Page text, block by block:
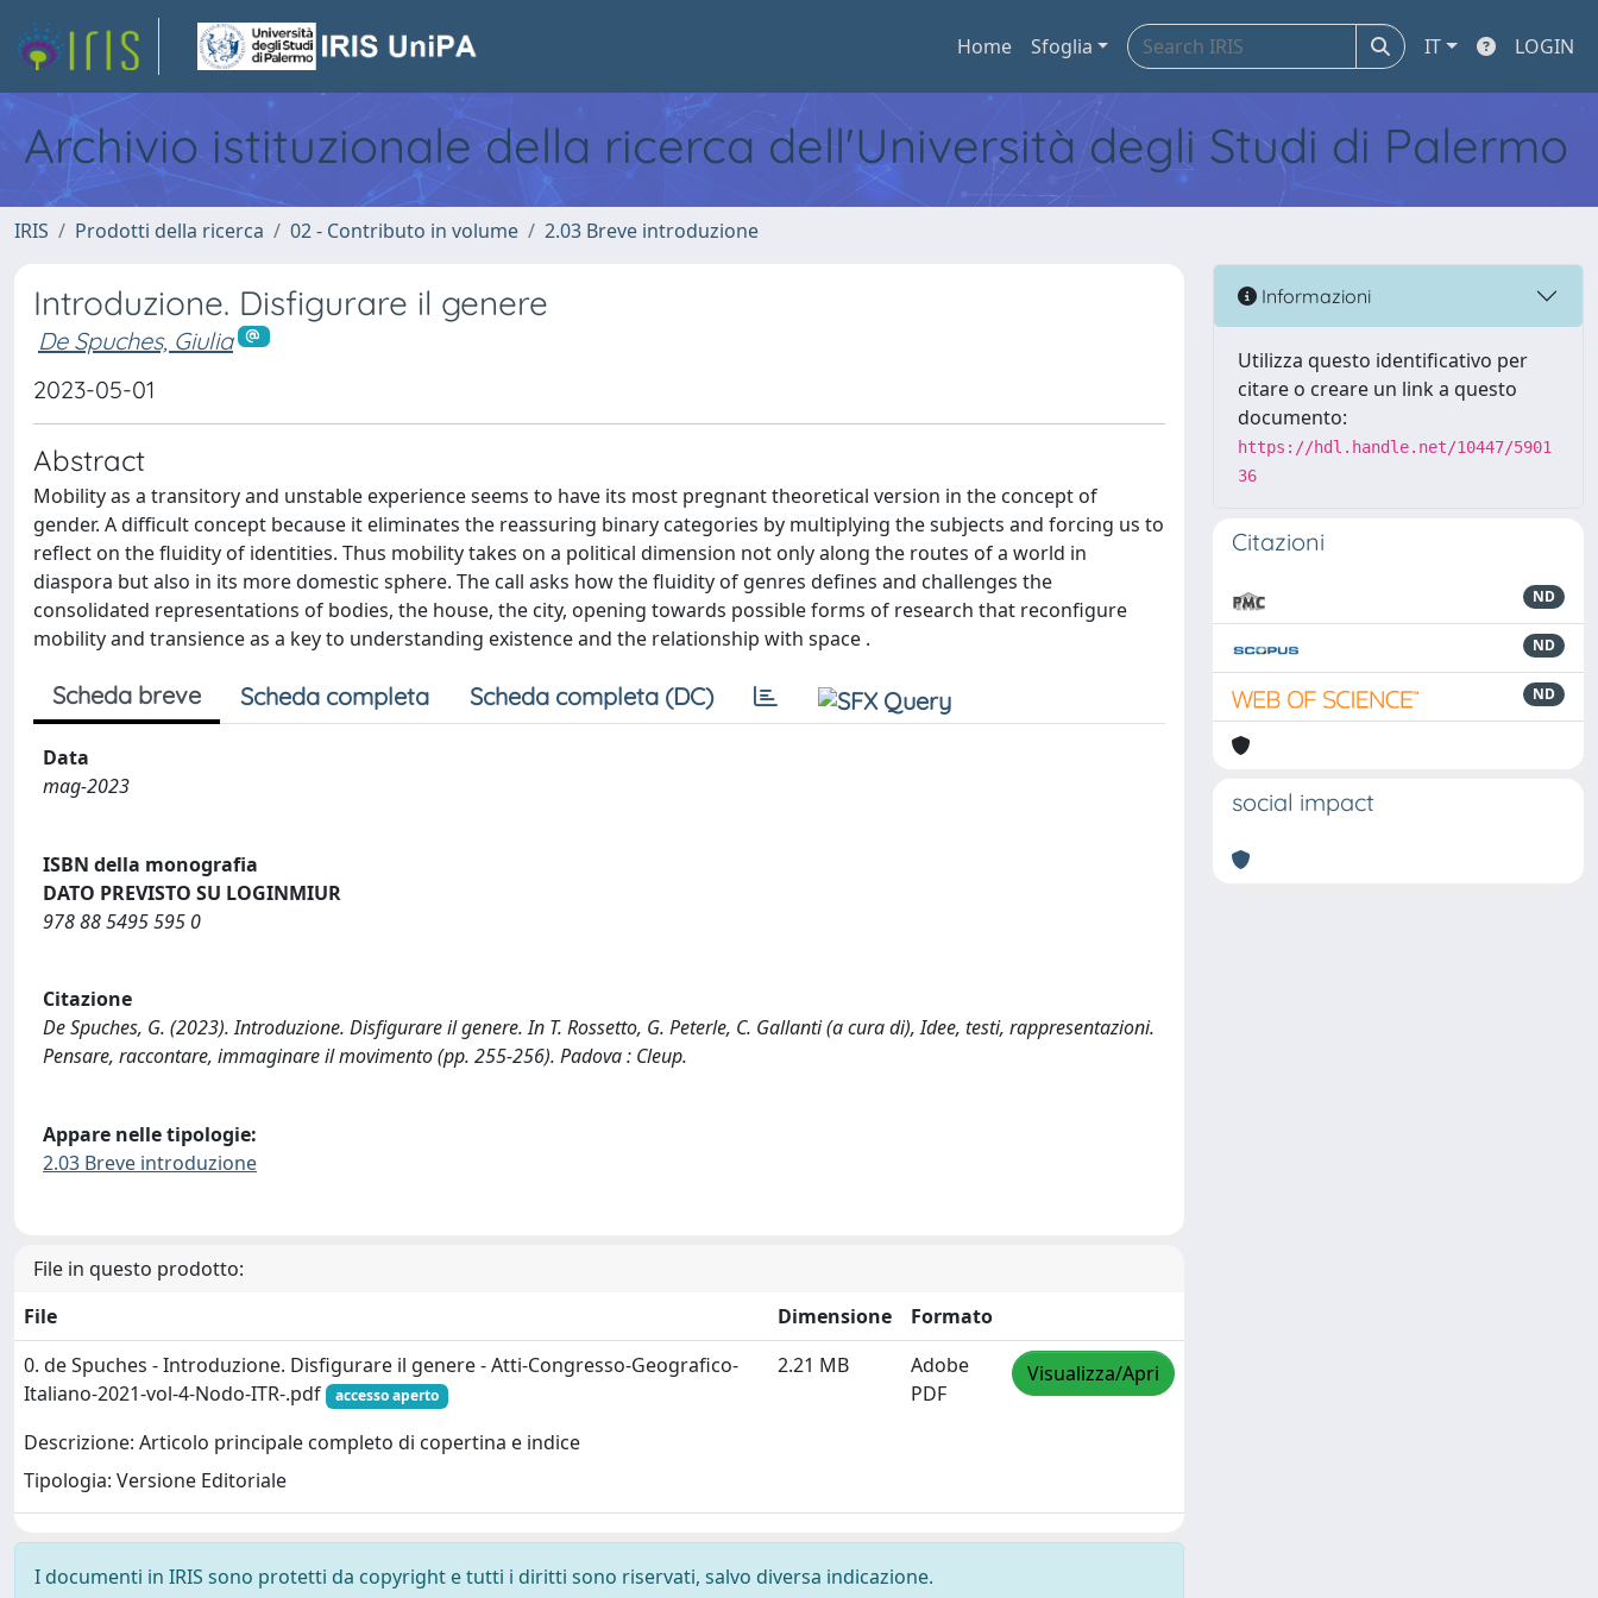
Home Sfoglia IT LOGIN
Archivio istituzionale della ricerca dell'Università degli Studi di Palermo
IRIS Prodotti della ricerca 02 - Contributo in volume 2.03 Breve introduzione
Introduzione. Disfigurare il genere
De Spuches, Giulia
2023-05-01
Abstract
Mobility as a transitory and unstable experience seems to have its most pregnant theoretical version in the concept of
gender. A difficult concept because it eliminates the reassuring binary categories by multiplying the subjects and forcing us to
reflect on the fluidity of identities. Thus mobility takes on a political dimension not only along the routes of a world in
diaspora but also in its more domestic sphere. The call asks how the fluidity of genres defines and challenges the
consolidated representations of bodies, the house, the city, opening towards possible forms of research that reconfigure
mobility and transience as a key to understanding existence and the relationship with space .
Scheda breve Scheda completa Scheda completa (DC)
Data
mag-2023
ISBN della monografia
DATO PREVISTO SU LOGINMIUR
978 88 5495 595 0
Citazione
De Spuches, G. (2023). Introduzione. Disfigurare il genere. In T. Rossetto, G. Peterle, C. Gallanti (a cura di), Idee, testi, rappresentazioni.
Pensare, raccontare, immaginare il movimento (pp. 255-256). Padova : Cleup.
Appare nelle tipologie:
2.03 Breve introduzione
File in questo prodotto:
File
Dimensione
Formato
0. de Spuches - Introduzione. Disfigurare il genere - Atti-Congresso-Geografico-
Italiano-2021-vol-4-Nodo-ITR-.pdf
accesso aperto
Descrizione: Articolo principale completo di copertina e indice
Tipologia: Versione Editoriale
2.21 MB
Adobe
PDF
Visualizza/Apri
I documenti in IRIS sono protetti da copyright e tutti i diritti sono riservati, salvo diversa indicazione.
Informazioni
Utilizza questo identificativo per
citare o creare un link a questo
documento:
https://hdl.handle.net/10447/5901
36
Citazioni
ND
ND
ND
social impact